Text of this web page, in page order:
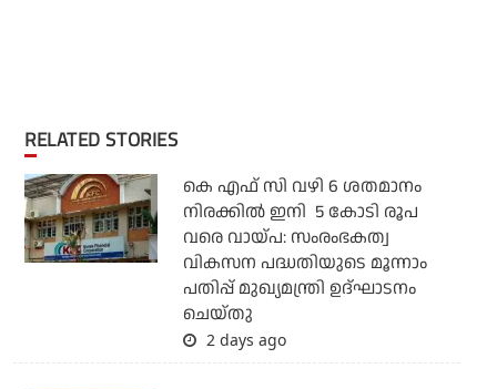
RELATED STORIES
കെ എഫ് സി വഴി 6 ശതമാനം
നിരക്കിൽ ഇനി 5 കോടി രൂപ
വരെ വായ്പ: സംരംഭകത്വ
വികസന പദ്ധതിയുടെ മൂന്നാം
പതിപ്പ് മുഖ്യമന്ത്രി ഉദ്ഘാടനം
ചെയ്തു
2 days ago